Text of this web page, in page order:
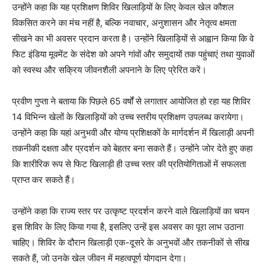
उन्होंने कहा कि यह प्रशिक्षण शिविर खिलाड़ियों के लिए केवल खेल कौशल
विकसित करने का मंच नहीं है, बल्कि नवाचार, अनुशासन और नेतृत्व क्षमता
सीखने का भी अवसर प्रदान करता है। उन्होंने खिलाड़ियों से आह्वान किया कि वे
फिट इंडिया मूवमेंट के संदेश को अपने गांवों और समुदायों तक पहुंचाएं तथा युवाओं
को स्वस्थ और सक्रिय जीवनशैली अपनाने के लिए प्रेरित करें।
प्रवीण गुप्ता ने बताया कि पिछले 65 वर्षों से लगातार आयोजित हो रहा यह शिविर
14 विभिन्न खेलों के खिलाड़ियों को उच्च स्तरीय प्रशिक्षण उपलब्ध करायेगा।
उन्होंने कहा कि यहां अनुभवी और योग्य प्रशिक्षकों के मार्गदर्शन में खिलाड़ी अपनी
तकनीकी दक्षता और प्रदर्शन को बेहतर बना सकते हैं। उन्होंने जोर देते हुए कहा
कि शारीरिक रूप से फिट खिलाड़ी ही उच्च स्तर की प्रतियोगिताओं में सफलता
प्राप्त कर सकते हैं।
उन्होंने कहा कि राज्य स्तर पर उत्कृष्ट प्रदर्शन करने वाले खिलाड़ियों का चयन
इस शिविर के लिए किया गया है, इसलिए उन्हें इस अवसर का पूरा लाभ उठाना
चाहिए। शिविर के दौरान खिलाड़ी एक-दूसरे के अनुभवों और तकनीकों से सीख
सकते हैं, जो उनके खेल जीवन में महत्वपूर्ण योगदान देगा।